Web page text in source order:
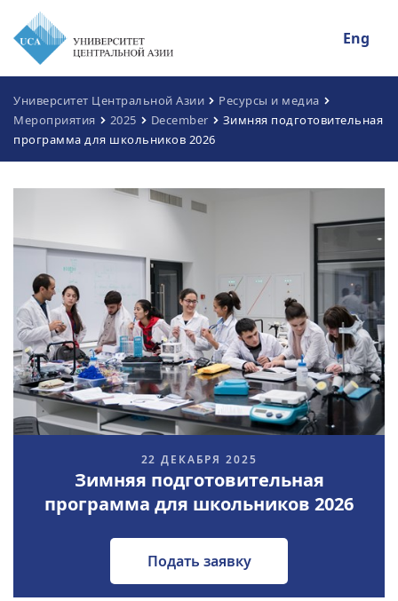
Eng
Университет Центральной Азии
Ресурсы и медиа
Мероприятия
2025 December
Зимняя подготовительная
программа для школьников 2026
22 ДЕКАБРЯ 2025
Зимняя подготовительная
программа для школьников 2026
Подать заявку